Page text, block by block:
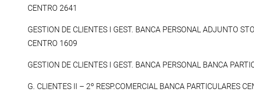
CENTRO 2641
GESTION DE CLIENTES I GEST. BANCA PERSONAL ADJUNTO
CENTRO 1609
GESTION DE CLIENTES I GEST. BANCA PERSONAL BANCA
G. CLIENTES II – 2º RESP.COMERCIAL BANCA PARTICULARES